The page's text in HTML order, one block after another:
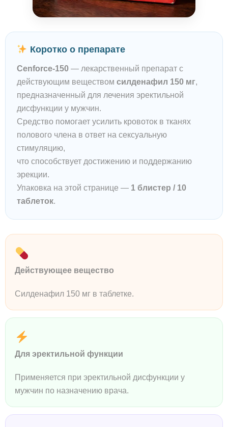
Коротко о препарате
Cenforce-150 — лекарственный препарат с
действующим веществом силденафил 150 мг,
предназначенный для лечения эректильной
дисфункции у мужчин.
Средство помогает усилить кровоток в тканях
полового члена в ответ на сексуальную
стимуляцию,
что способствует достижению и поддержанию
эрекции.
Упаковка на этой странице — 1 блистер / 10
таблеток.
Действующее вещество
Силденафил 150 мг в таблетке.
Для эректильной функции
Применяется при эректильной дисфункции у
мужчин по назначению врача.